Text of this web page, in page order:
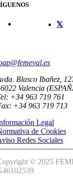
Blasco Ibañez,
Valencia
+34 963 719 761
+34 963 719 713
Legal
de Cookies
Redes Sociales
© 2025